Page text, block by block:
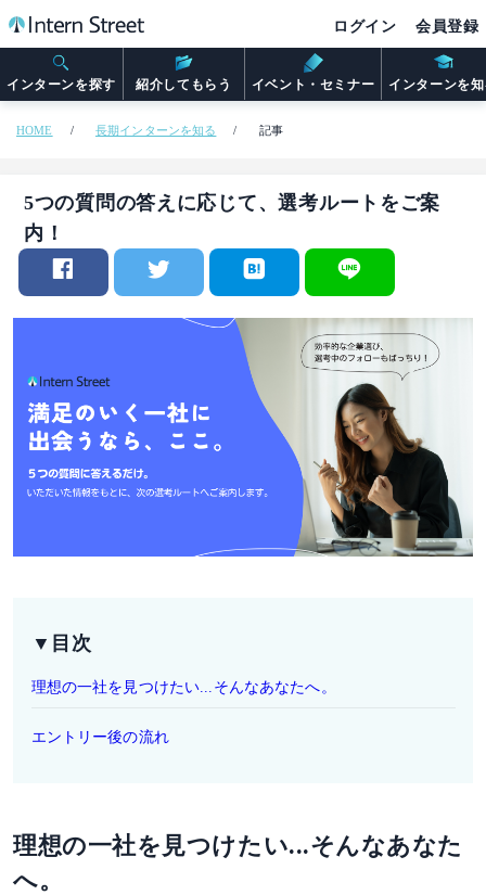
インターンを探す 紹介してもらう イベント・セミナー インターンを
ログイン 会員登録
HOME 長期インターンを知る 記事
5つの質問の答えに応じて、選考ルートをご案
内！
▼目次
理想の一社を見つけたい...そんなあなたへ。
エントリー後の流れ
理想の一社を見つけたい...そんなあなた
へ。